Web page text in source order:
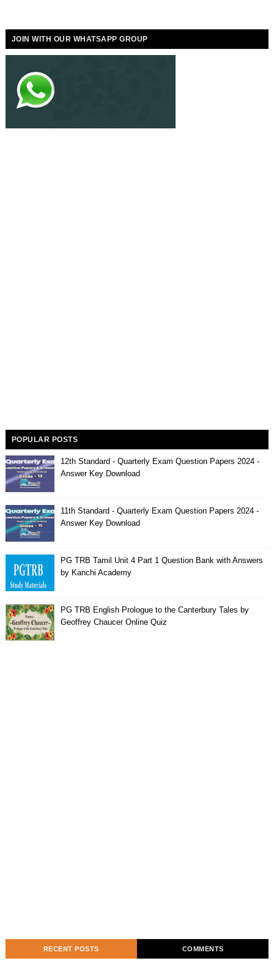
JOIN WITH OUR WHATSAPP GROUP
POPULAR POSTS
12th Standard - Quarterly Exam Question Papers 2024 -
Answer Key Download
11th Standard - Quarterly Exam Question Papers 2024 -
Answer Key Download
PG TRB Tamil Unit 4 Part 1 Question Bank with Answers
by Kanchi Academy
PG TRB English Prologue to the Canterbury Tales by
Geoffrey Chaucer Online Quiz
RECENT POSTS COMMENTS